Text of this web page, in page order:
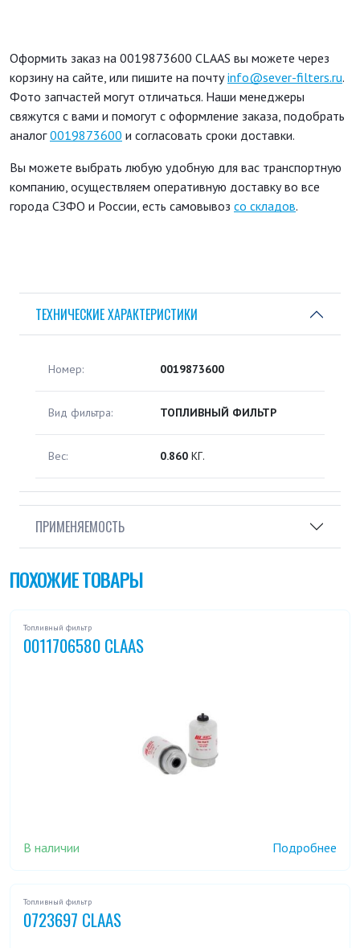
Оформить заказ на 0019873600 CLAAS вы можете через
корзину на сайте, или пишите на почтуinfo@sever-filters.ru.
Фото запчастей могут отличаться. Наши менеджеры
свяжутся с вами и помогут с оформление заказа, подобрать
аналог0019873600 и согласовать сроки доставки.
Вы можете выбрать любую удобную для вас транспортную
компанию, осуществляем оперативную доставку во все
города СЗФО и России, есть самовывоз со складов.
ТЕХНИЧЕСКИЕ ХАРАКТЕРИСТИКИ
Номер: 0019873600
Вид фильтра: ТОПЛИВНЫЙ ФИЛЬТР
Вес: 0.860 КГ.
ПРИМЕНЯЕМОСТЬ
ПОХОЖИЕ ТОВАРЫ
Топливный фильтр
0011706580 CLAAS
В наличии Подробнее
Топливный фильтр
0723697 CLAAS